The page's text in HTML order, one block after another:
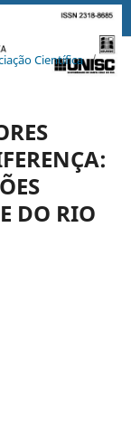
Científica /
DO RIO